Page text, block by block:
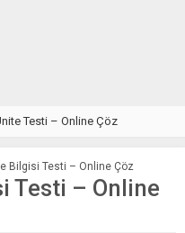
Testi – Online Çöz
Bilgisi Testi – Online Çöz
Testi – Online